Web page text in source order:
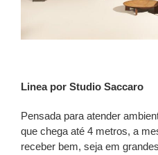
Linea por Studio Saccaro
Pensada para atender
que chega até 4 metros, a
receber bem, seja em